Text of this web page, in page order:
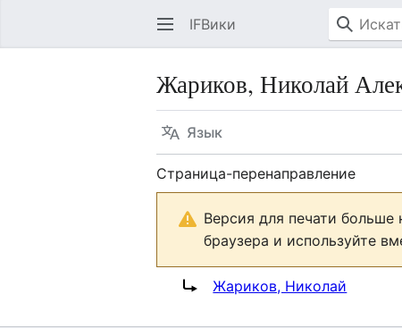
IFВики
Жариков, Николай
Язык
Страница-перенаправление
Версия для печати
браузера и используйте
Перенаправление на:
Жариков, Николай